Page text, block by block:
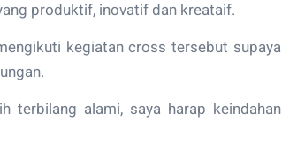
produktif, inovatif dan kreataif.
kegiatan cross tersebut supaya
terbilang alami, saya harap keindahan